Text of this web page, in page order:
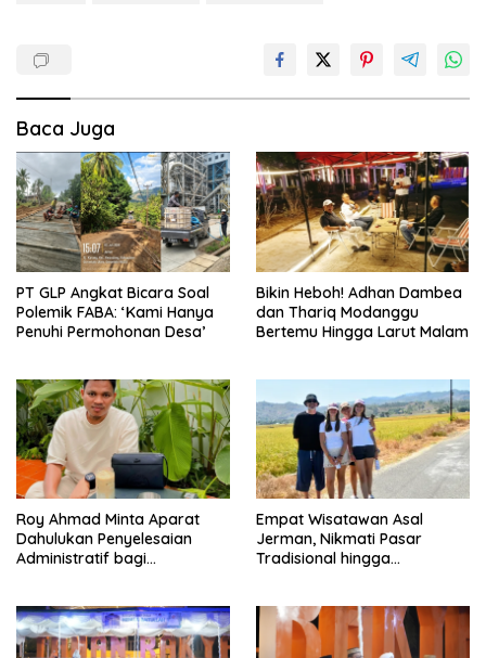
Baca Juga
PT GLP Angkat Bicara Soal
Polemik FABA: ‘Kami Hanya
Penuhi Permohonan Desa’
Bikin Heboh! Adhan Dambea
dan Thariq Modanggu
Bertemu Hingga Larut Malam
Roy Ahmad Minta Aparat
Dahulukan Penyelesaian
Administratif bagi
Empat Wisatawan Asal
Jerman, Nikmati Pasar
Tradisional hingga